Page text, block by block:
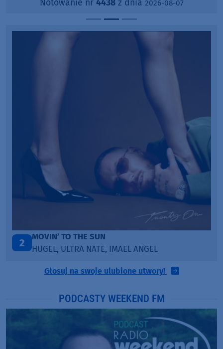
Notowanie nr 4438z dnia 2026-08-07
SUN
NATE, IMAEL ANGEL
3
Głosuj na swoje ulubione utwory!
PODCASTY WEEKEND FM